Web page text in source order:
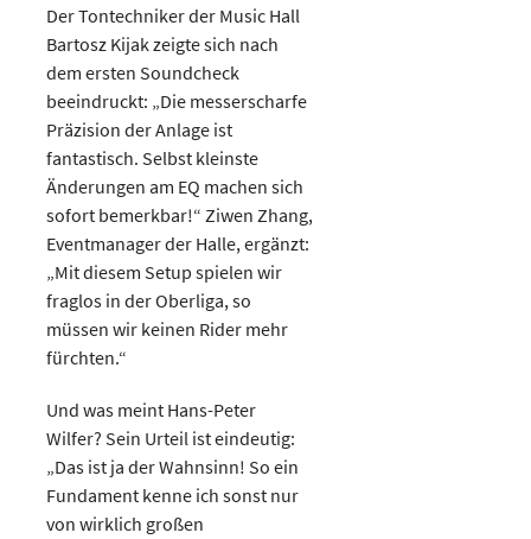
Der Tontechniker der Music Hall
Bartosz Kijak zeigte sich nach
dem ersten Soundcheck
beeindruckt: „Die messerscharfe
Präzision der Anlage ist
fantastisch. Selbst kleinste
Änderungen am EQ machen sich
sofort bemerkbar!“ Ziwen Zhang,
Eventmanager der Halle, ergänzt:
„Mit diesem Setup spielen wir
fraglos in der Oberliga, so
müssen wir keinen Rider mehr
fürchten.“
Und was meint Hans-Peter
Wilfer? Sein Urteil ist eindeutig:
„Das ist ja der Wahnsinn! So ein
Fundament kenne ich sonst nur
von wirklich großen